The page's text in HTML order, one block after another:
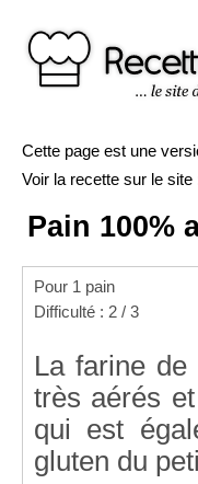
Cette page est une
Voir la recette sur le site
Pain 100%
Pour 1 pain
Difficulté : 2 / 3
La farine
très aérés
qui est
gluten du